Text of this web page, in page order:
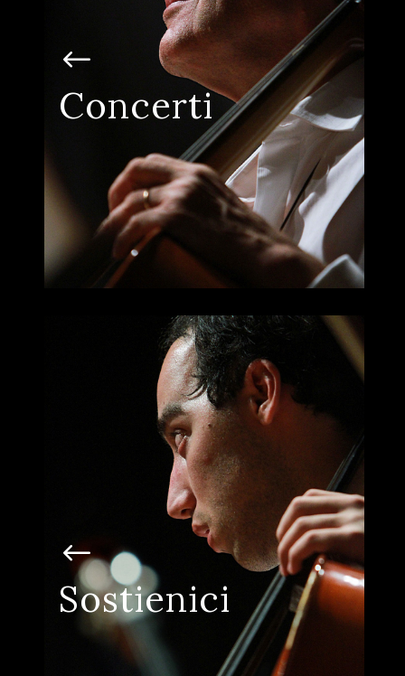
Concerti
L’emozione di un palco
condiviso.
Esibizioni che celebrano il talento e il
lavoro di squadra, regalando momenti di
pura magia sia ai musicisti che al pubblico.
I PROSSIMI CONCERTI
Sostienici
Insieme, componiamo un futuro
migliore.
Ogni donazione è un gesto che amplifica il
suono dell’inclusione e ci aiuta a costruire
un mondo dove la musica è per tutti.
SOSTIENI IL PROGETTO